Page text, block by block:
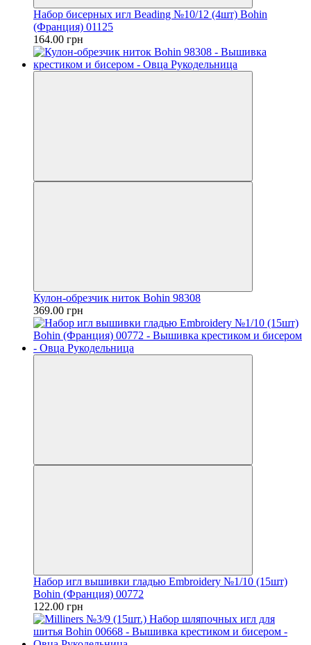
Набор бисерных игл Beading №10/12 (4шт) Bohin
(Франция) 01125
164.00 грн
Кулон-обрезчик ниток Bohin 98308
369.00 грн
Набор игл вышивки гладью Embroidery №1/10 (15шт)
Bohin (Франция) 00772
122.00 грн